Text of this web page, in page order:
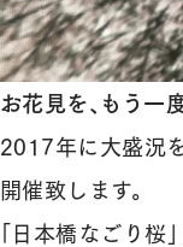
お花見を、もう一
2017年に大盛況を
開催致します。
「日本橋なごり桜